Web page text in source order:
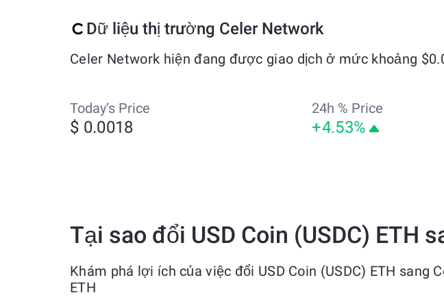
Dữ liệu thị trường Celer Network
Celer Network hiện đang được giao dịch ở mức khoảng
Today’s Price
$ 0.0018
24h % Price
+4.53%
Tại sao đổi USD Coin (USDC) ETH
Khám phá lợi ích của việc đổi USD Coin (USDC) ETH sang
ETH